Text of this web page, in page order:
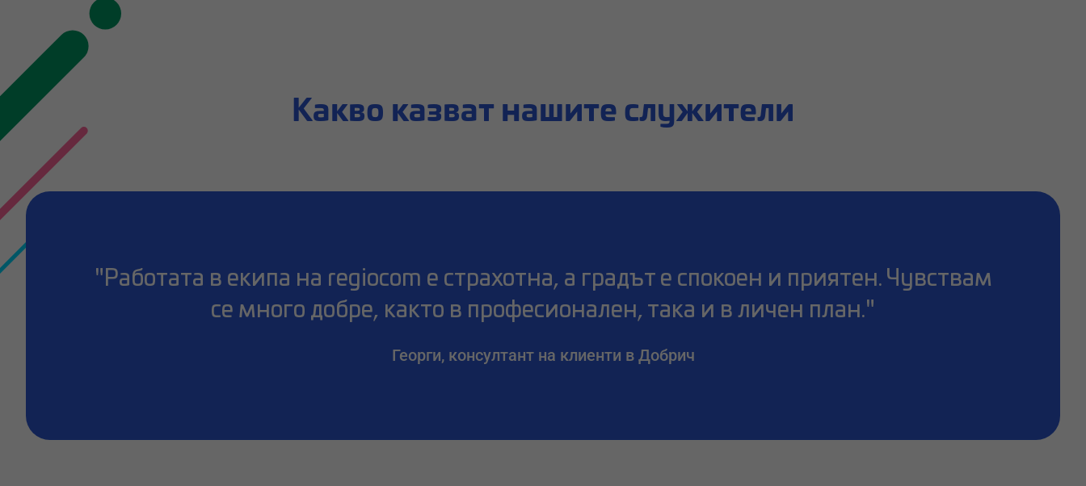
Какво казват нашите служители
"Работата в екипа на regiocom е страхотна, а градът е спокоен и приятен. Чувствам
се много добре, както в професионален, така и в личен план."
Георги, консултант на клиенти в Добрич